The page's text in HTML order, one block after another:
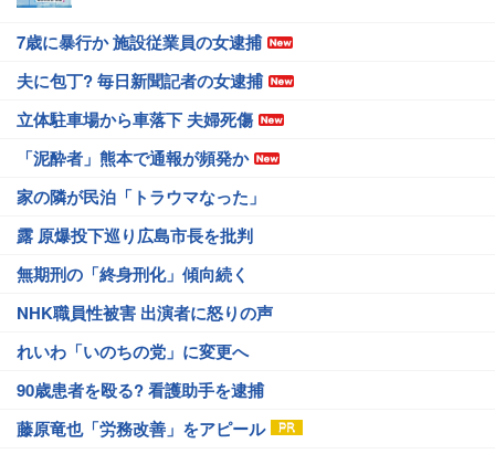
7歳に暴行か 施設従業員の女逮捕
夫に包丁? 毎日新聞記者の女逮捕
立体駐車場から車落下 夫婦死傷
「泥酔者」熊本で通報が頻発か
家の隣が民泊「トラウマなった」
露 原爆投下巡り広島市長を批判
無期刑の「終身刑化」傾向続く
NHK職員性被害 出演者に怒りの声
れいわ「いのちの党」に変更へ
90歳患者を殴る? 看護助手を逮捕
藤原竜也「労務改善」をアピール